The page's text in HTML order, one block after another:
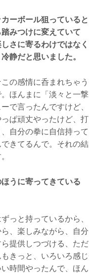
ーボール狙っていると
みつけに変えていて
さに寄るわけではなく
静だと思いました。
の感情に呑まれちゃう
ほんまに「淡々と一撃
で言ったんですけど、
ぱ頑丈やったけど、打
自分の拳に自信持って
きてるんで。それの結
うに寄ってきている
っと持っているから、
、楽しみながら、自分
提供しつづける、ただ
きっと、いろいろ感じ
時間やったんで、ほん